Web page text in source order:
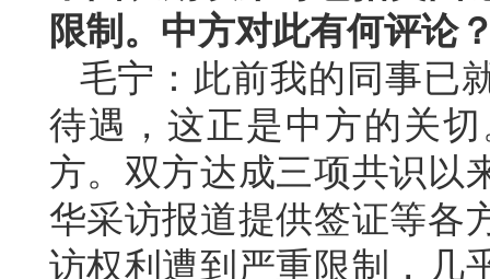
限制。中方对此有何评论
毛宁：此前我的同事已
待遇，这正是中方的关
方。双方达成三项共识以
华采访报道提供签证等各
访权利遭到严重限制，几